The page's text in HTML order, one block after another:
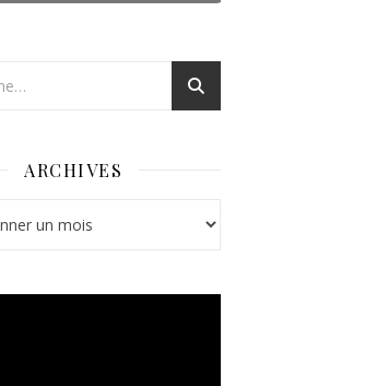
Auteurs Nogentais s’est achevée
ARCHIVES